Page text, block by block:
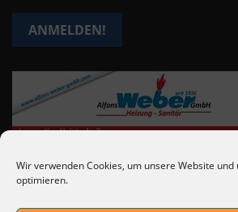
Wir verwenden Cookies, um unsere Website und
optimieren.